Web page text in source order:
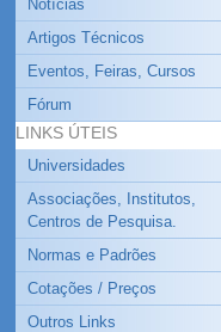
Notícias
Artigos Técnicos
Eventos, Feiras, Cursos
Fórum
LINKS ÚTEIS
Universidades
Associações, Institutos,
Centros de Pesquisa.
Normas e Padrões
Cotações / Preços
Outros Links